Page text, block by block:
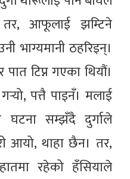
आफूलाई झम्टिने
भाग्यमानी ठहरिइन्।
टिप्न गएका थियौं।
पत्तै पाइनँ। मलाई
घटना सम्झँदै दुर्गाले
आयो, थाहा छैन। तर,
रहेको हँसियाले